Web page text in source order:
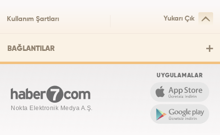
Kullanım Şartları Yukarı Çık
BAĞLANTILAR
Nokta Elektronik Medya A.Ş.
UYGULAMALAR